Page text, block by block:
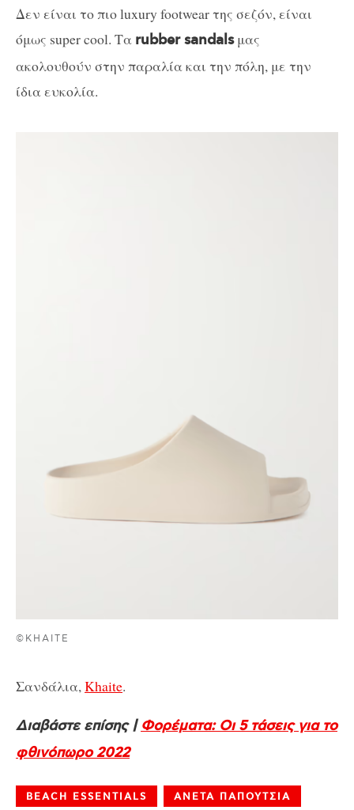
Δεν είναι το πιο luxury footwear της σεζόν, είναι
όμως super cool. Τα rubber sandalsμας
ακολουθούν στην παραλία και την πόλη, με την
ίδια ευκολία.
©KHAITE
Σανδάλια, Khaite.
Διαβάστε επίσης | Φορέματα: Οι 5 τάσεις για το
φθινόπωρο 2022
BEACH ESSENTIALS ΑΝΕΤΑ ΠΑΠΟΥΤΣΙΑ